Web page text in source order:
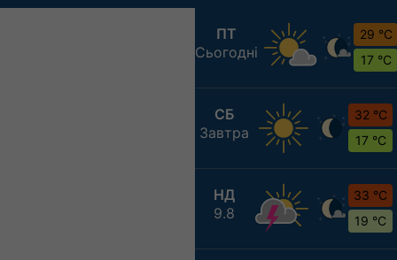
ПТ
Сьогодні
29 °C
17 °C
СБ
Завтра
32 °C
17 °C
НД
9.8
33 °C
19 °C